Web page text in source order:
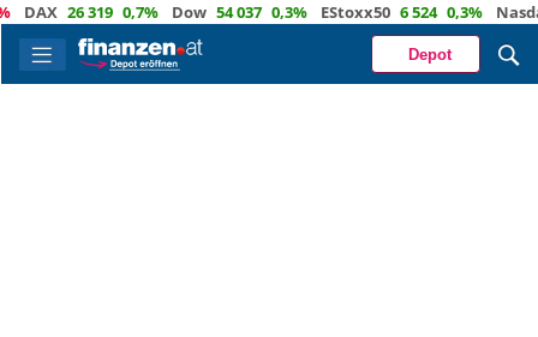
26 319 0,7% Dow 54 037 0,3% EStoxx50 6 524 0,3% Nasdaq
Depot